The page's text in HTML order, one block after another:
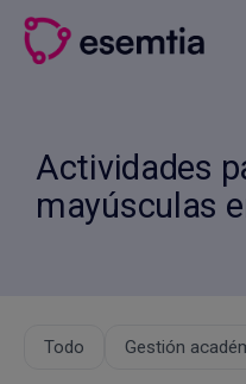
Saltar
Actividades
mayúsculas
Todo Gestión